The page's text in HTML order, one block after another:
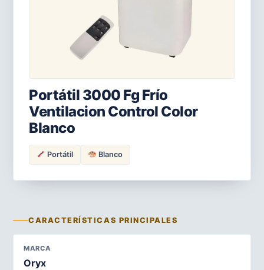
Portátil 3000 Fg Frío
Ventilacion Control Color
Blanco
Portátil Blanco
CARACTERÍSTICAS PRINCIPALES
MARCA
Oryx